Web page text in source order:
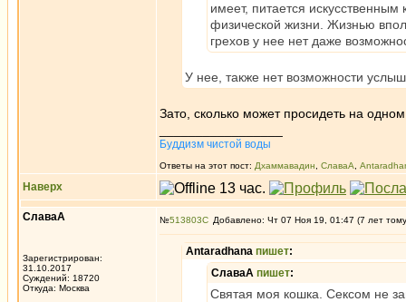
имеет, питается
физической жизни. Жизнью
грехов у нее нет даже
У нее, также нет возможности
Зато, сколько может просидеть на
Буддизм чистой воды
Ответы на этот пост: Дхаммавадин СлаваА
Наверх
СлаваА
Зарегистрирован:
31.10.2017
Суждений: 18720
Откуда: Москва
№513803 Добавлено: Чт 07 Ноя 19, 01:47 (7 лет
Antaradhana пишет:
СлаваА пишет:
Святая моя кошка. Сексом не